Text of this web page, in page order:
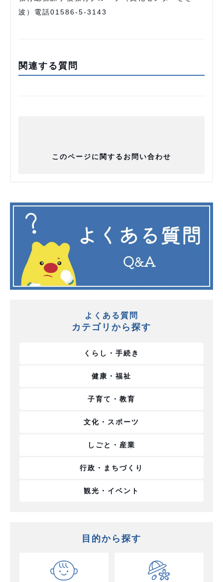
波）電話01586-5-3143
関連する質問
このページに関するお問い合わせ
よくある質問
カテゴリから探す
くらし・手続き
健康・福祉
子育て・教育
文化・スポーツ
しごと・産業
行政・まちづくり
観光・イベント
目的から探す